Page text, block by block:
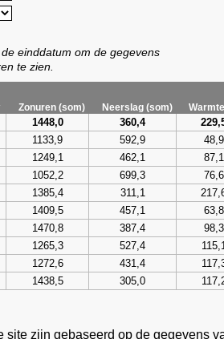
einddatum om de gegevens
te zien.
Zonuren (som) Neerslag (som)
1448,0 360,4
1133,9 592,9 48,9
1249,1 462,1 87,1
1052,2 699,3 76,6
1385,4 311,1
1409,5 457,1 63,8
1470,8 387,4 98,3
1265,3 527,4
1272,6 431,4
1438,5 305,0
site zijn gebaseerd op de gegevens